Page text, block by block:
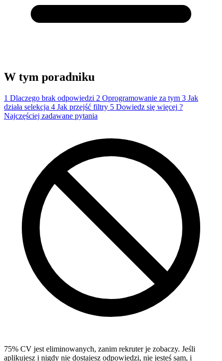
W tym poradniku
1 Dlaczego brak odpowiedzi 2 Oprogramowanie za tym 3 Jak
działa selekcja 4 Jak przejść filtry 5 Dowiedz się więcej ?
Najczęściej zadawane pytania
75% CV jest eliminowanych, zanim rekruter je zobaczy. Jeśli
aplikujesz i nigdy nie dostajesz odpowiedzi, nie jesteś sam, i